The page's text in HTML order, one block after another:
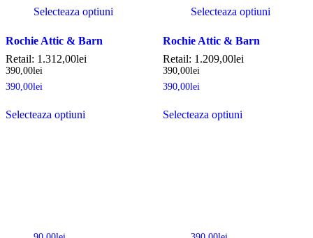
Selecteaza optiuni
Rochie Attic & Barn
Retail: 1.312,00lei
390,00lei
390,00lei
Selecteaza optiuni
Selecteaza optiuni
Rochie Attic & Barn
Retail: 1.209,00lei
390,00lei
390,00lei
Selecteaza optiuni